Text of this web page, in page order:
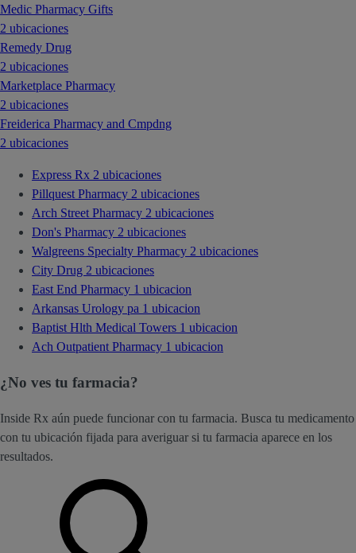
Medic Pharmacy Gifts
2 ubicaciones
Remedy Drug
2 ubicaciones
Marketplace Pharmacy
2 ubicaciones
Freiderica Pharmacy and Cmpdng
2 ubicaciones
Express Rx 2 ubicaciones
Pillquest Pharmacy 2 ubicaciones
Arch Street Pharmacy 2 ubicaciones
Don's Pharmacy 2 ubicaciones
Walgreens Specialty Pharmacy 2 ubicaciones
City Drug 2 ubicaciones
East End Pharmacy 1 ubicacion
Arkansas Urology pa 1 ubicacion
Baptist Hlth Medical Towers 1 ubicacion
Ach Outpatient Pharmacy 1 ubicacion
¿No ves tu farmacia?
Inside Rx aún puede funcionar con tu farmacia. Busca tu medicamento
con tu ubicación fijada para averiguar si tu farmacia aparece en los
resultados.